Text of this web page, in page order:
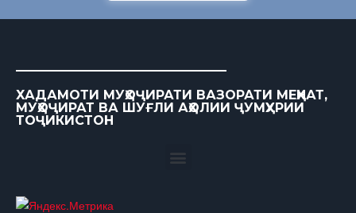
ХАДАМОТИ МУҲОҶИРАТИ ВАЗОРАТИ МЕҲНАТ,
МУҲОҶИРАТ ВА ШУҒЛИ АҲОЛИИ ҶУМҲУРИИ
ТОҶИКИСТОН